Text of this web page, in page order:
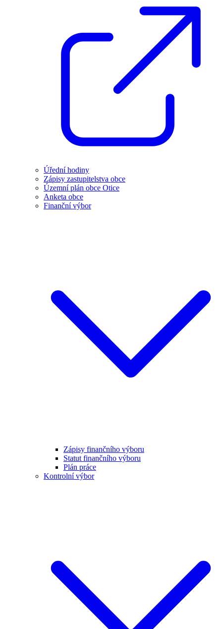
Úřední hodiny
Zápisy zastupitelstva obce
Územní plán obce Otice
Anketa obce
Finanční výbor
Zápisy finančního výboru
Statut finančního výboru
Plán práce
Kontrolní výbor